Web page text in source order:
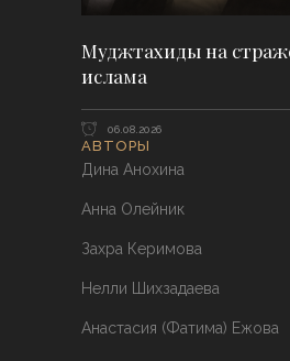
Муджтахиды на
ислама
06.08.2026
АВТОРЫ
Дина Анохина
Анна Олейник
Захра Керимова
Нелли Шихзадаева
Анастасия (Фатима) Ежова